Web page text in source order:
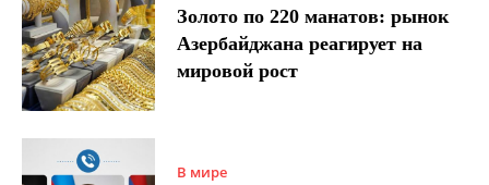
Золото по 220 манатов: рынок
Азербайджана реагирует на
мировой рост
В мире